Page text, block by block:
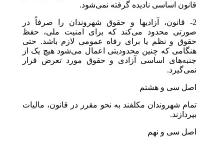
قانون اساسی نادیده گرفته نمی‌شود.
2- قانون، آزادیها و حقوق شهروندان را صرفاً در
صورتی محدود می‌کند که برای امنیت ملی، حفظ
حقوق و نظم یا برای رفاه عمومی لازم باشد. حتی
هنگامی که چنین محدودیتی اعمال می‌شود هیچ یک از
جنبه‌های اساسی آزادی و حقوق مورد تعرض قرار
نمی‌گیرد.
اصل سی و هشتم
تمام شهروندان مکلفند به نحو مقرر در قانون، مالیات
بپردازند.
اصل سی و نهم